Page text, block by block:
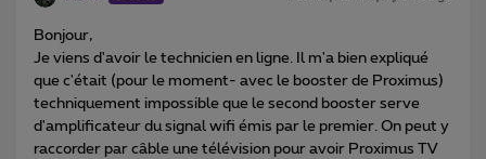
Bonjour,
Je viens d'avoir le technicien en ligne. Il m'a bien expliqué
que c'était (pour le moment- avec le booster de Proximus)
techniquement impossible que le second booster serve
d'amplificateur du signal wifi émis par le premier. On peut y
raccorder par câble une télévision pour avoir Proximus TV